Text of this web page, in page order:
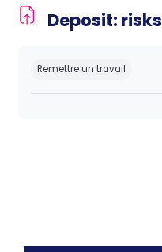
Deposit: risks
Remettre un travail